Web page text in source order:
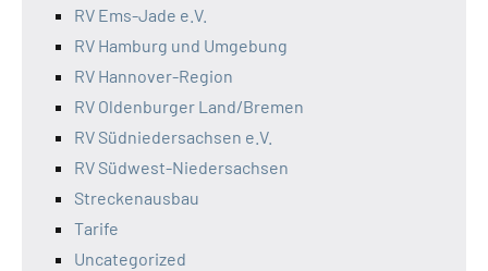
RV Ems-Jade e.V.
RV Hamburg und Umgebung
RV Hannover-Region
RV Oldenburger Land/Bremen
RV Südniedersachsen e.V.
RV Südwest-Niedersachsen
Streckenausbau
Tarife
Uncategorized